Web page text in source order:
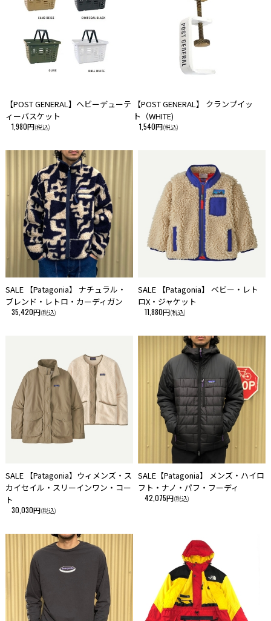
【POST GENERAL】ヘビーデューテ
ィーバスケット
1,980円(税込)
【POST GENERAL】 クランプイッ
ト（WHITE)
1,540円(税込)
SALE 【Patagonia】 ナチュラル・
ブレンド・レトロ・カーディガン
35,420円(税込)
SALE 【Patagonia】 ベビー・レト
ロX・ジャケット
11,880円(税込)
SALE 【Patagonia】ウィメンズ・ス
カイセイル・スリーインワン・コー
ト
30,030円(税込)
SALE【Patagonia】 メンズ・ハイロ
フト・ナノ・パフ・フーディ
42,075円(税込)